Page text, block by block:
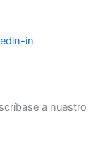
in
a nuestro